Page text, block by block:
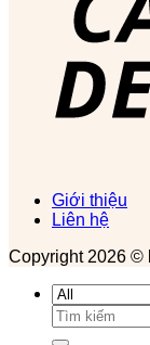
Giới thiệu
Liên hệ
Copyright 2026 ©
Tìm
kiếm: